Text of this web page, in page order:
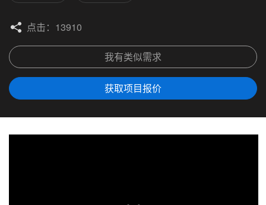
点击：13910
我有类似需求
获取项目报价